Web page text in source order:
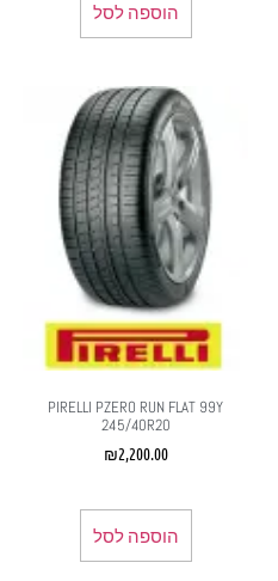
הוספה לסל
PIRELLI PZERO RUN FLAT 99Y
245/40R20
₪2,200.00
הוספה לסל